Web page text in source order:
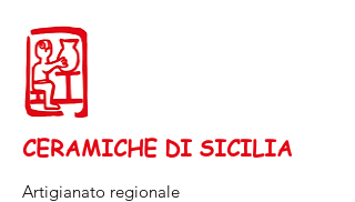
CERAMICHE DI SICILIA
Artigianato regionale